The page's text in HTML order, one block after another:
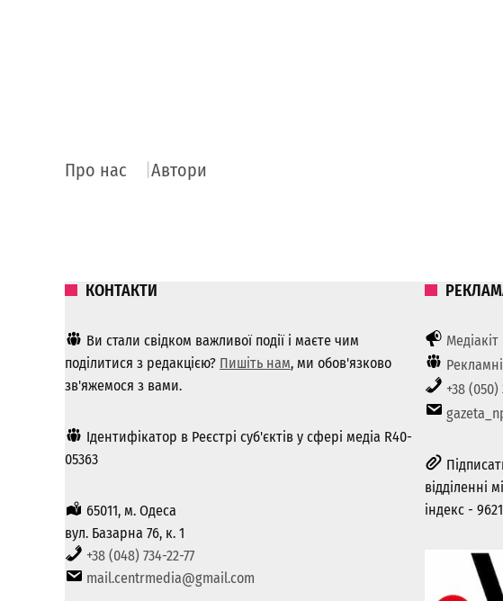
Про нас Автори
КОНТАКТИ
Ви стали свідком важливої ​​події і маєте чим
поділитися з редакцією? Пишіть нам, ми обов'язково
зв'яжемося з вами.
Ідентифікатор в Реєстрі суб'єктів у сфері медіа R40-
05363
65011, м. Одеса
вул. Базарна 76, к. 1
+38 (048) 734-22-77
mail.centrmedia@gmail.com
Медіакіт
+38
відділенні
індекс -